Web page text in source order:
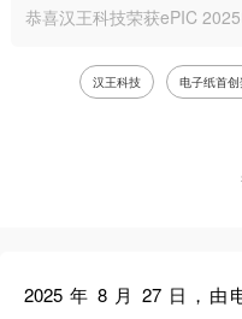
恭喜汉王科技荣获ePIC
汉王科技 电子纸首
2025 年 8 月 27 日，由